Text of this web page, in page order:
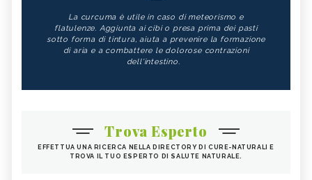
La curcuma è utile in caso di meteorismo e
flatulenze. Aggiunta ai cibi o presa prima dei pasti
sotto forma di tintura, aiuta a prevenire la formazione
di aria e a combattere le dolorose contrazioni
dell'intestino.
Trova Esperto
EFFETTUA UNA RICERCA NELLA DIRECTORY DI CURE-NATURALI E
TROVA IL TUO ESPERTO DI SALUTE NATURALE.